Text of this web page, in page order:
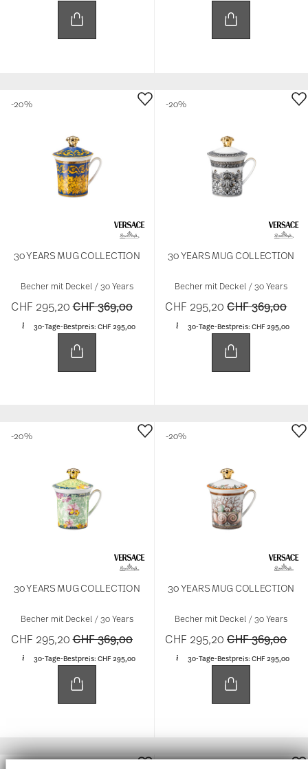
30 YEARS MUG COLLECTION
Becher mit Deckel / 30 Years
CHF 295,20Price reduced from
CHF 369,00to
30-Tage-Bestpreis: CHF 295,00
-20%
30 YEARS MUG COLLECTION
Becher mit Deckel / 30 Years
CHF 295,20Price reduced
CHF 369,00to
30-Tage-Bestpreis:CHF 295,00
-20%
30 YEARS MUG COLLECTION
Becher mit Deckel / 30 Years
CHF 295,20Price reduced from
CHF 369,00to
30-Tage-Bestpreis: CHF 295,00
-20%
30 YEARS MUG COLLECTION
Becher mit Deckel / 30 Years
CHF 295,20Price reduced
CHF 369,00to
30-Tage-Bestpreis:CHF 295,00
-20%